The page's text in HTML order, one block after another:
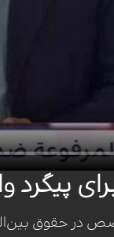
پیگرد
در حقوق